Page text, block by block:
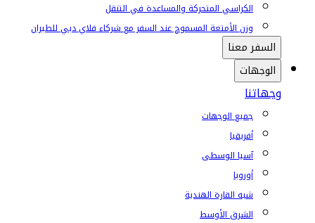
الكراسي المتحركة والمساعدة في التنقل
وزن الأمتعة المسموح عند السفر مع شركاء فلاي دبي للطيران
السفر معنا
الوجهات
وجهاتنا
جميع الوجهات
أفريقيا
آسيا الوسطى
أوروبا
شبه القارة الهندية
الشرق الأوسط